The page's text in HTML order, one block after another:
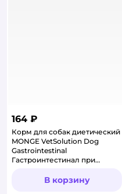
164 ₽
Корм для собак диетический
MONGE VetSolution Dog
Gastrointestinal
Гастроинтестинал при
В корзину